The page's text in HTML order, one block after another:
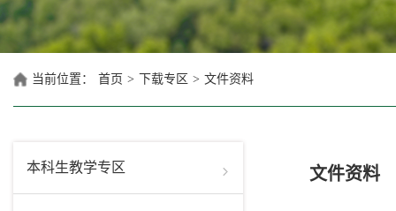
当前位置： 首页 > 下载专区 > 文件资料
本科生教学专区 文件资料